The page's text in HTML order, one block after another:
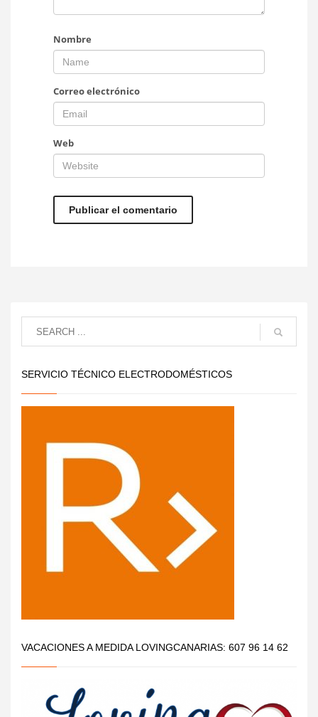
Nombre
Correo electrónico
Web
SERVICIO TÉCNICO ELECTRODOMÉSTICOS
VACACIONES A MEDIDA LOVINGCANARIAS: 607 96 14 62